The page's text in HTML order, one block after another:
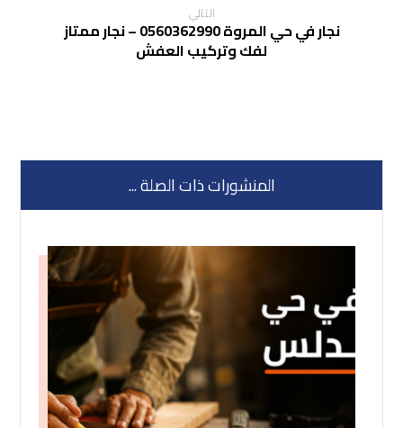
التالي
نجار في حي المروة 0560362990 – نجار ممتاز
لفك وتركيب العفش
المنشورات ذات الصلة ...